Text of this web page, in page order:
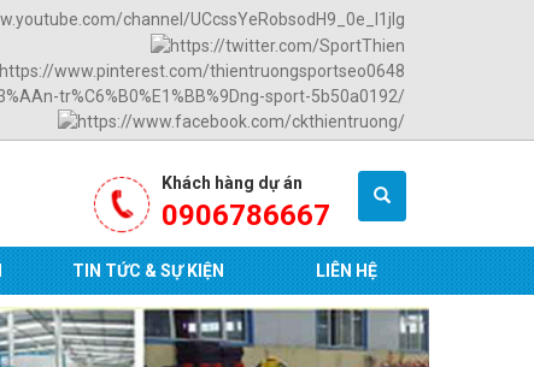
Khách hàng dự án
0906786667
TIN TỨC & SỰ KIỆN LIÊN HỆ